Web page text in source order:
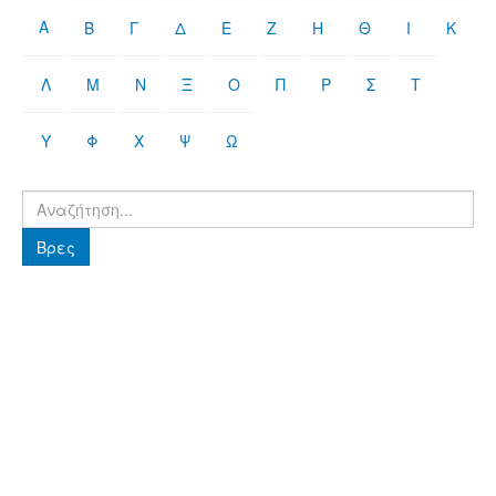
Α Β Γ Δ Ε Ζ Η Θ Ι Κ
Λ Μ Ν Ξ Ο Π Ρ Σ Τ
Υ Φ Χ Ψ Ω
Βρες
Βρες